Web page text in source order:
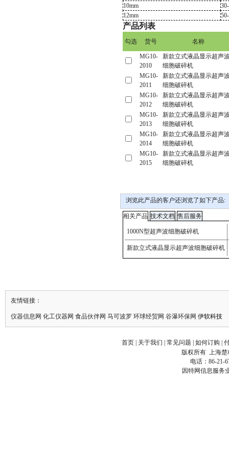
10mm
12mm
产品列表
浏览此产品的客户还浏览了如下产品:
友情链接：
仪器信息网 化工仪器网 食品伙伴网 马可波罗 环球经贸网 谷瀑环保网 伊软科技
首页| 关于我们 | 常见问题 | 如何订购 |
版权所有
上海
电话：86-21-
因特网信息服务